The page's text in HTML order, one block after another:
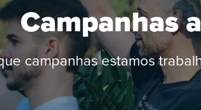
Campanhas
campanhas estamos